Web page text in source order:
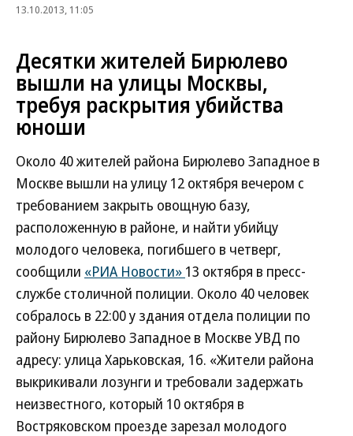
13.10.2013, 11:05
Десятки жителей Бирюлево
вышли на улицы Москвы,
требуя раскрытия убийства
юноши
Около 40 жителей района Бирюлево Западное в
Москве вышли на улицу 12 октября вечером с
требованием закрыть овощную базу,
расположенную в районе, и найти убийцу
молодого человека, погибшего в четверг,
сообщили «РИА Новости» 13 октября в пресс-
службе столичной полиции. Около 40 человек
собралось в 22:00 у здания отдела полиции по
району Бирюлево Западное в Москве УВД по
адресу: улица Харьковская, 1б. «Жители района
выкрикивали лозунги и требовали задержать
неизвестного, который 10 октября в
Востряковском проезде зарезал молодого